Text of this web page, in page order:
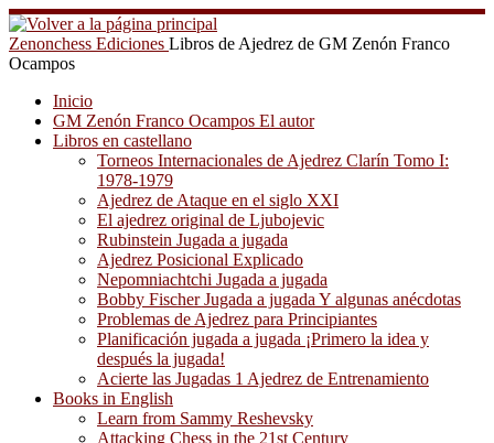
Saltar
al
contenido
Zenonchess Ediciones Libros de Ajedrez de GM Zenón Franco
Ocampos
Inicio
GM Zenón Franco Ocampos El autor
Libros en castellano
Torneos Internacionales de Ajedrez Clarín Tomo I:
1978-1979
Ajedrez de Ataque en el siglo XXI
El ajedrez original de Ljubojevic
Rubinstein Jugada a jugada
Ajedrez Posicional Explicado
Nepomniachtchi Jugada a jugada
Bobby Fischer Jugada a jugada Y algunas anécdotas
Problemas de Ajedrez para Principiantes
Planificación jugada a jugada ¡Primero la idea y
después la jugada!
Acierte las Jugadas 1 Ajedrez de Entrenamiento
Books in English
Learn from Sammy Reshevsky
Attacking Chess in the 21st Century